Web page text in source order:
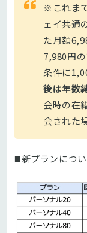
※これま
ェイ共通
た月額
7,980円
条件に
後は年数
会時の在
会された
◼️新プランにつ